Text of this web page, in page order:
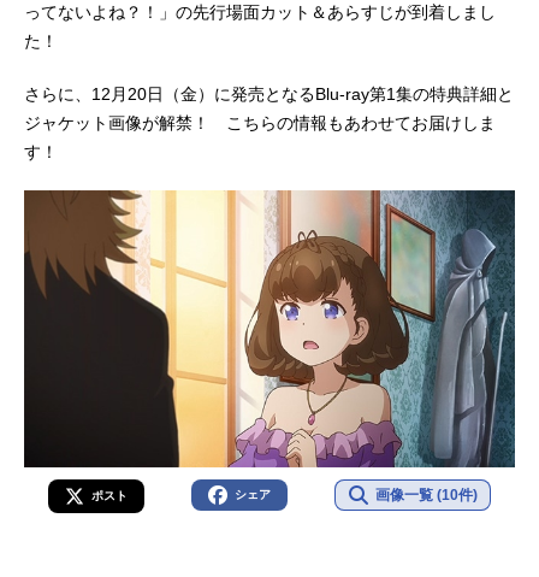
ってないよね？！」の先行場面カット＆あらすじが到着しまし
た！
さらに、12月20日（金）に発売となるBlu-ray第1集の特典詳細と
ジャケット画像が解禁！ こちらの情報もあわせてお届けしま
す！
ポスト シェア 画像一覧 (10件)